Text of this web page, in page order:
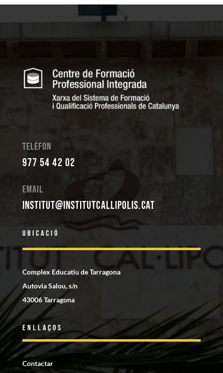
Telèfon
977 54 42 02
Email
institut@institutcallipolis.cat
Ubicació
Complex Educatiu de Tarragona
Autovia Salou, s/n
43006 Tarragona
Enllaços
Contactar